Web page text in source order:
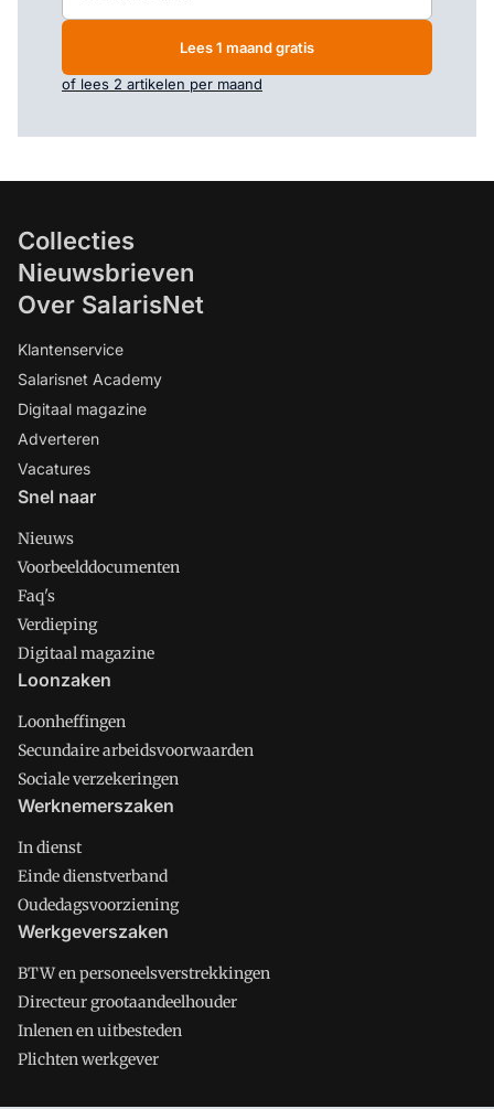
Lees 1 maand gratis
of lees 2 artikelen per maand
Collecties
Nieuwsbrieven
Over SalarisNet
Klantenservice
Salarisnet Academy
Digitaal magazine
Adverteren
Vacatures
Snel naar
Nieuws
Voorbeelddocumenten
Faq's
Verdieping
Digitaal magazine
Loonzaken
Loonheffingen
Secundaire arbeidsvoorwaarden
Sociale verzekeringen
Werknemerszaken
In dienst
Einde dienstverband
Oudedagsvoorziening
Werkgeverszaken
BTW en personeelsverstrekkingen
Directeur grootaandeelhouder
Inlenen en uitbesteden
Plichten werkgever